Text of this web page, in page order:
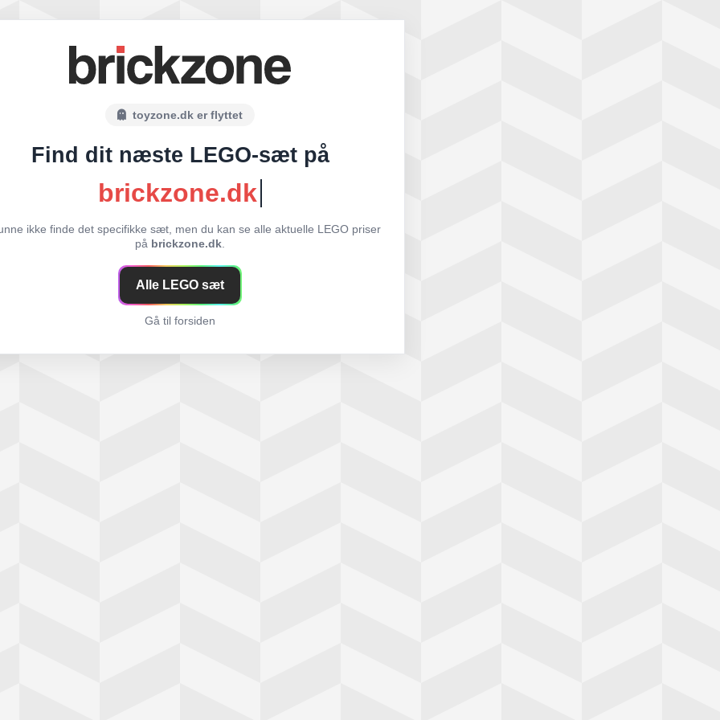
toyzone.dk er flyttet
Find dit næste LEGO-sæt på
brickzone.dk
ikke finde det specifikke sæt, men du kan se alle aktuelle LEGO priser
på brickzone.dk.
Alle LEGO sæt
Gå til forsiden